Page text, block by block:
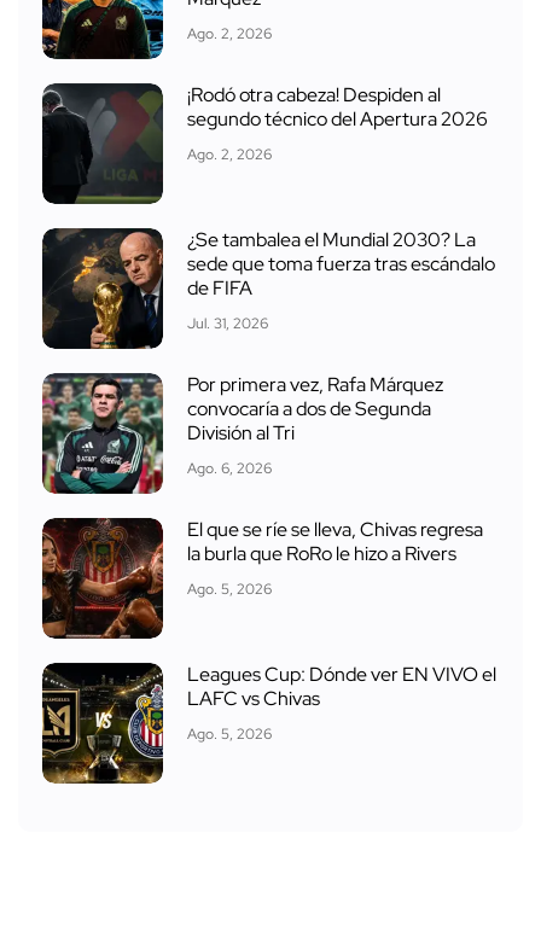
Ago. 2, 2026
¡Rodó otra cabeza! Despiden al
segundo técnico del Apertura 2026
Ago. 2, 2026
¿Se tambalea el Mundial 2030? La
sede que toma fuerza tras escándalo
de FIFA
Jul. 31, 2026
Por primera vez, Rafa Márquez
convocaría a dos de Segunda
División al Tri
Ago. 6, 2026
El que se ríe se lleva, Chivas regresa
la burla que RoRo le hizo a Rivers
Ago. 5, 2026
Leagues Cup: Dónde ver EN VIVO el
LAFC vs Chivas
Ago. 5, 2026